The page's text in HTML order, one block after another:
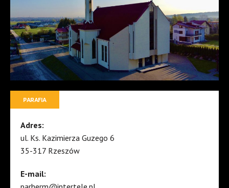
PARAFIA
Adres:
ul. Ks. Kazimierza Guzego 6
35-317 Rzeszów
E-mail: